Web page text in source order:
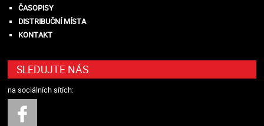
ČASOPISY
DISTRIBUČNÍ MÍSTA
KONTAKT
SLEDUJTE NÁS
na sociálních sítích: